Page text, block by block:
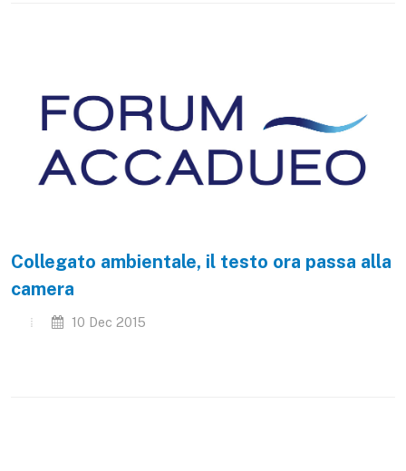
Collegato ambientale, il testo ora passa alla
camera
10 Dec 2015